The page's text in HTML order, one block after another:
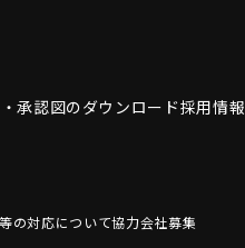
承認図のダウンロード採用情報
の対応について協力会社募集